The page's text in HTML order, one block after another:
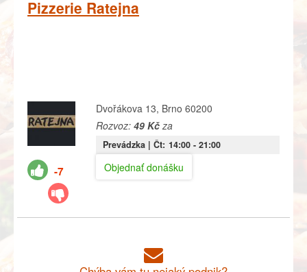
Pizzerie Ratejna
-7
Dvořákova 13, Brno 60200
Rozvoz: 49 Kčza
Prevádzka | Čt: 14:00- 21:00
Objednať donášku